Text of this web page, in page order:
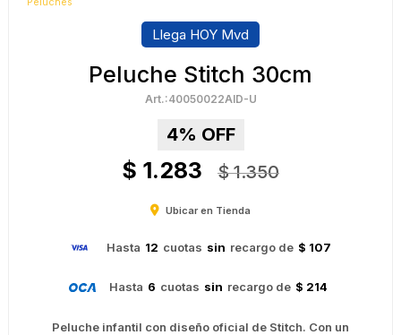
Peluches
Llega HOY Mvd
Peluche Stitch 30cm
40050022AID-U
4
$ 1.283 $ 1.350
Ubicar en Tienda
Hasta 12 cuotas sin recargo de $ 107
Hasta 6 cuotas sin recargo de $ 214
Peluche infantil con diseño oficial de Stitch. Con un